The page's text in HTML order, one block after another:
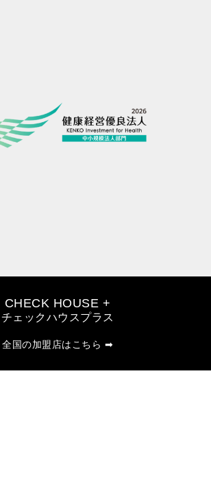
CHECK HOUSE +
チェックハウスプラス
全国の加盟店はこちら ➡